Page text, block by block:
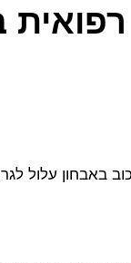
באבחון עלול